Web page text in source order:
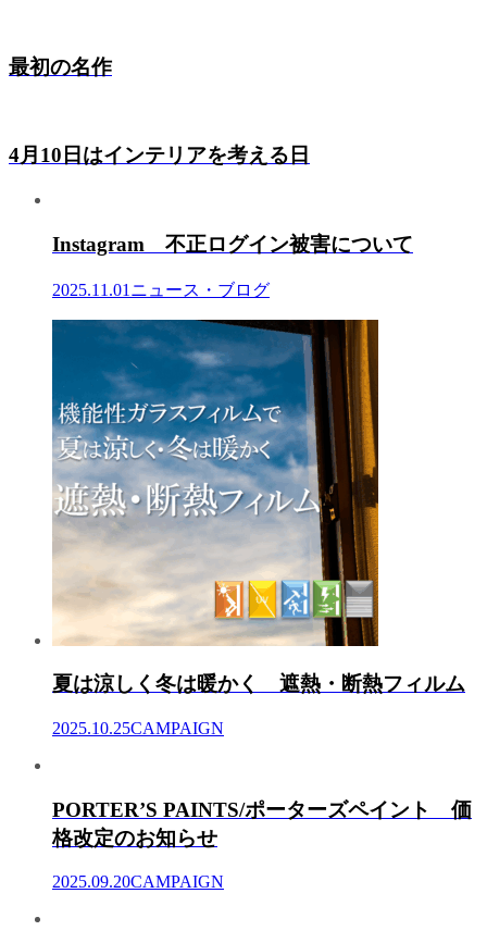
最初の名作
4月10日はインテリアを考える日
Instagram 不正ログイン被害について
2025.11.01 ニュース・ブログ
夏は涼しく冬は暖かく 遮熱・断熱フィルム
2025.10.25CAMPAIGN
PORTER’S PAINTS/ポーターズペイント 価
格改定のお知らせ
2025.09.20CAMPAIGN